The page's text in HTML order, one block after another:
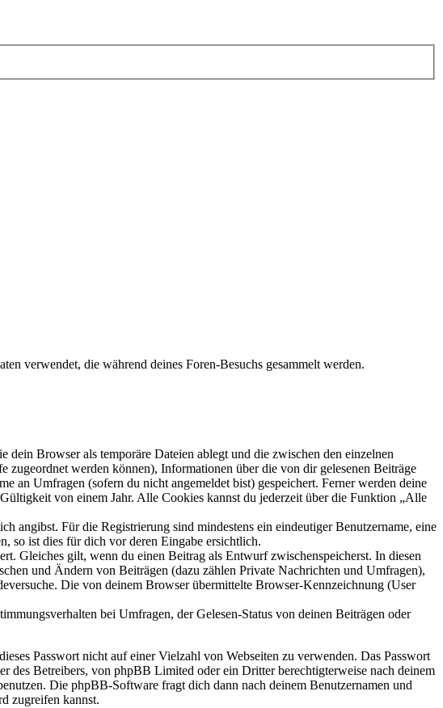
verwendet, die während deines Foren-Besuchs gesammelt werden.
Browser als temporäre Dateien ablegt und die zwischen den einzelnen
werden können), Informationen über die von dir gelesenen Beiträge
an Umfragen (sofern du nicht angemeldet bist) gespeichert. Ferner werden deine
von einem Jahr. Alle Cookies kannst du jederzeit über die Funktion „Alle
angibst. Für die Registrierung sind mindestens ein eindeutiger Benutzername, eine
so ist dies für dich vor deren Eingabe ersichtlich.
Gleiches gilt, wenn du einen Beitrag als Entwurf zwischenspeicherst. In diesen
und Ändern von Beiträgen (dazu zählen Private Nachrichten und Umfragen),
Die von deinem Browser übermittelte Browser-Kennzeichnung (User
bei Umfragen, der Gelesen-Status von deinen Beiträgen oder
Passwort nicht auf einer Vielzahl von Webseiten zu verwenden. Das Passwort
des Betreibers, von phpBB Limited oder ein Dritter berechtigterweise nach deinem
Die phpBB-Software fragt dich dann nach deinem Benutzernamen und
zugreifen kannst.